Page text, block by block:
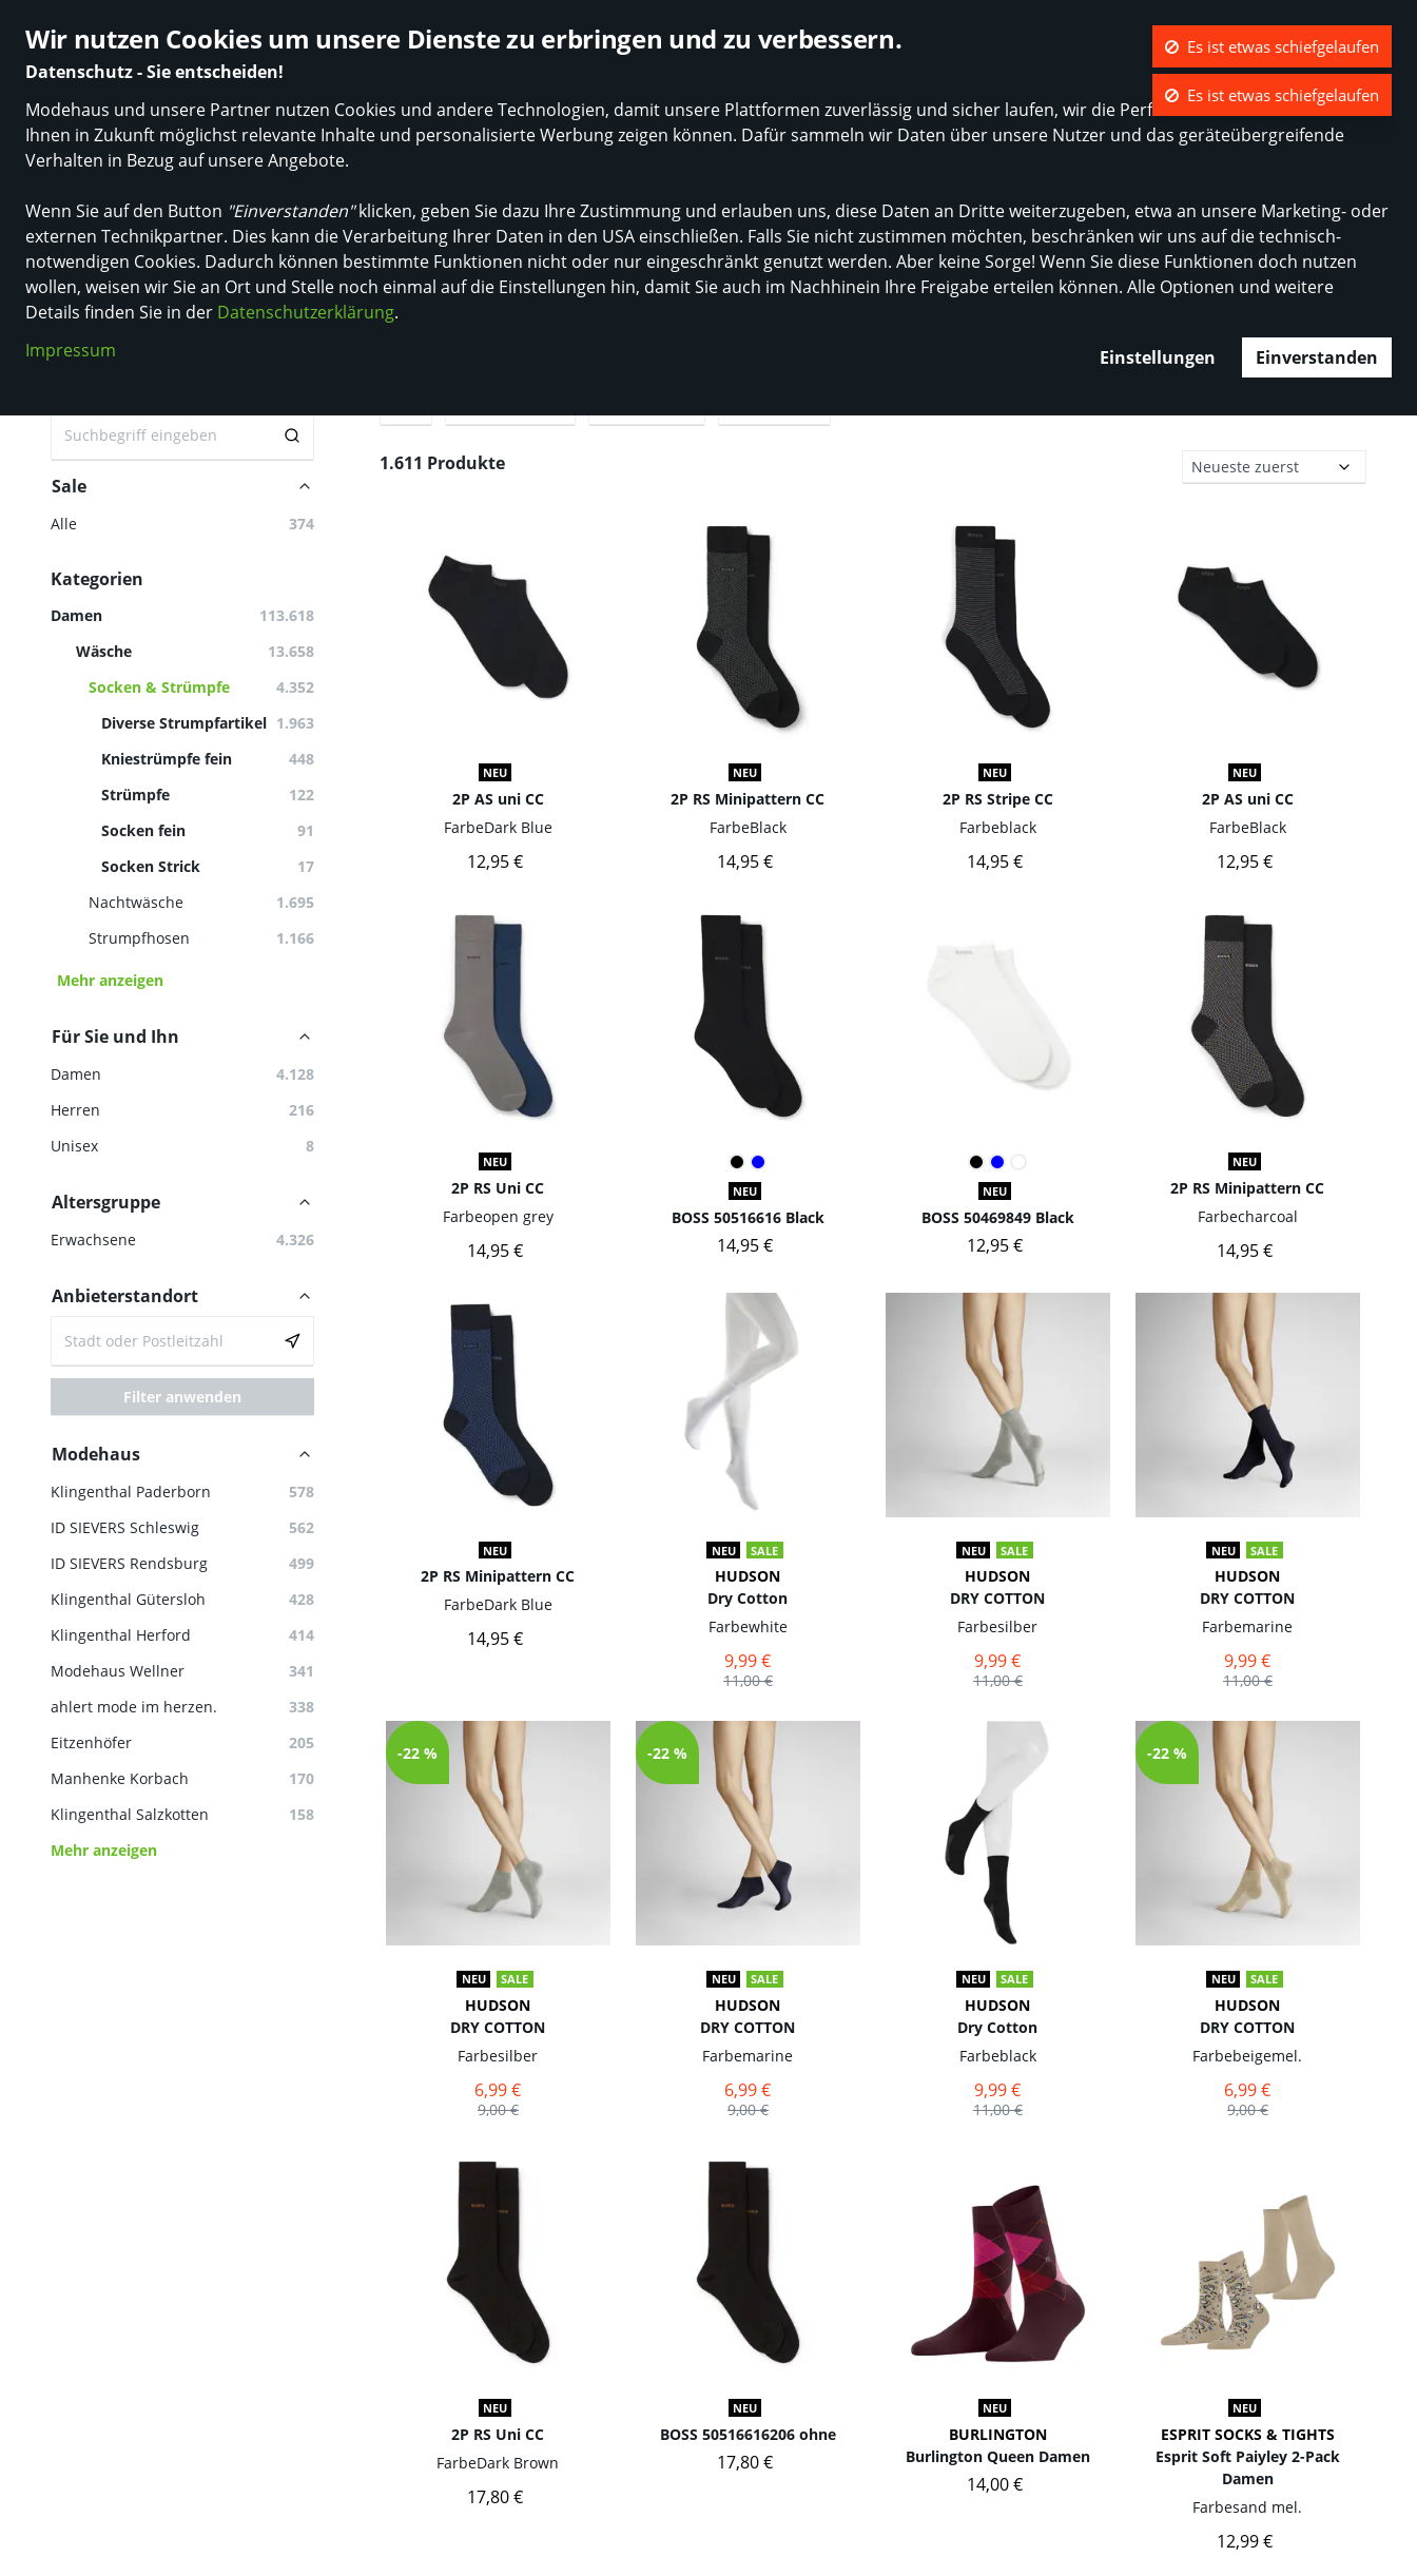
Wir nutzen Cookies um unsere Dienste zu erbringen und zu verbessern.
Datenschutz - Sie entscheiden!
Modehaus und unsere Partner nutzen Cookies und andere Technologien, damit unsere Plattformen zuverlässig und sicher laufen, wir die Performance nachvollziehen und
Ihnen in Zukunft möglichst relevante Inhalte und personalisierte Werbung zeigen können. Dafür sammeln wir Daten über unsere Nutzer und das geräteübergreifende
Verhalten in Bezug auf unsere Angebote.
Wenn Sie auf den Button "Einverstanden"klicken, geben Sie dazu Ihre Zustimmung und erlauben uns, diese Daten an Dritte weiterzugeben, etwa an unsere Marketing- oder
externen Technikpartner. Dies kann die Verarbeitung Ihrer Daten in den USA einschließen. Falls Sie nicht zustimmen möchten, beschränken wir uns auf die technisch-
notwendigen Cookies. Dadurch können bestimmte Funktionen nicht oder nur eingeschränkt genutzt werden. Aber keine Sorge! Wenn Sie diese Funktionen doch nutzen
wollen, weisen wir Sie an Ort und Stelle noch einmal auf die Einstellungen hin, damit Sie auch im Nachhinein Ihre Freigabe erteilen können. Alle Optionen und weitere
Details finden Sie in der Datenschutzerklärung.
Impressum
Einstellungen Einverstanden
Warenkorb
Neuheiten Marken Damen Herren Trend-Tipp Kinder Sale Events Jobs
Einkaufen in Deutschland Damen Wäsche Socken & Strümpfe
Socken & Strümpfe
Sale
Alle 374
Kategorien
Damen
113.618
Wäsche
13.658
Socken & Strümpfe
4.352
Diverse Strumpfartikel 1.963
Kniestrümpfe fein
448
Strümpfe
122
Socken fein
91
Socken Strick
17
Nachtwäsche
1.695
Strumpfhosen
1.166
Mehr anzeigen
Für Sie und Ihn
Damen
4.128
Herren
216
Unisex
8
Altersgruppe
Erwachsene 4.326
Anbieterstandort
Filter anwenden
Modehaus
Klingenthal Paderborn
578
ID SIEVERS Schleswig
562
ID SIEVERS Rendsburg
499
Klingenthal Gütersloh
428
Klingenthal Herford
414
Modehaus Wellner
341
ahlert mode im herzen.
338
Eitzenhöfer
205
Manhenke Korbach
170
Klingenthal Salzkotten
158
Mehr anzeigen
1.611 Produkte
NEU
2P AS uni CC
FarbeDark Blue
12,95 €
NEU
2P RS Minipattern CC
FarbeBlack
14,95 €
NEU
2P RS Stripe CC
Farbeblack
14,95 €
NEU
2P AS uni CC
FarbeBlack
12,95 €
NEU
2P RS Uni CC
Farbeopen grey
14,95 €
NEU
BOSS 50516616 Black
14,95 €
NEU
BOSS 50469849 Black
12,95 €
NEU
2P RS Minipattern CC
Farbecharcoal
14,95 €
NEU
2P RS Minipattern CC
FarbeDark Blue
14,95 €
NEU SALE
HUDSON
Dry Cotton
Farbewhite
9,99 €
11,00 €
NEU SALE
HUDSON
DRY COTTON
Farbesilber
9,99 €
11,00 €
NEU SALE
HUDSON
DRY COTTON
Farbemarine
9,99 €
11,00 €
NEU SALE
HUDSON
DRY COTTON
Farbesilber
6,99 €
9,00 €
-22 %
NEU SALE
HUDSON
DRY COTTON
Farbemarine
6,99 €
9,00 €
-22 %
NEU SALE
HUDSON
Dry Cotton
Farbeblack
9,99 €
11,00 €
NEU SALE
HUDSON
DRY COTTON
Farbebeigemel.
6,99 €
9,00 €
-22 %
NEU
2P RS Uni CC
FarbeDark Brown
17,80 €
NEU
BOSS 50516616206 ohne
17,80 €
NEU
BURLINGTON
Burlington Queen Damen
14,00 €
NEU
ESPRIT SOCKS & TIGHTS
Esprit Soft Paiyley 2-Pack
Damen
Farbesand mel.
12,99 €